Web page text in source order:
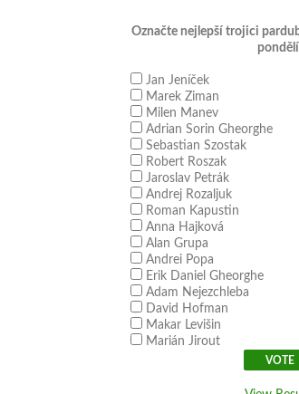
Označte nejlepší trojici
Jan Jeníček
Marek Ziman
Milen Manev
Adrian Sorin Gheorghe
Sebastian Szostak
Robert Roszak
Jaroslav Petrák
Andrej Rozaljuk
Roman Kapustin
Anna Hajková
Alan Grupa
Andrei Popa
Erik Daniel Gheorghe
Adam Nejezchleba
David Hofman
Makar Levišin
Marián Jirout